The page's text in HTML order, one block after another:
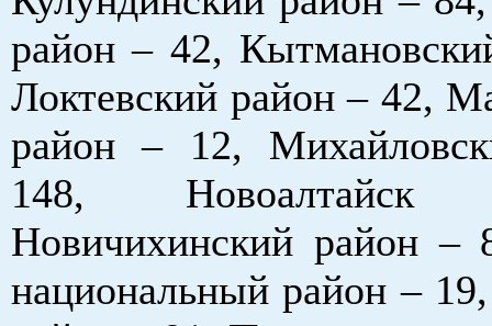
район – 42,
Локтевский район – 42,
район – 12,
148,
Новичихинский район –
национальный район –